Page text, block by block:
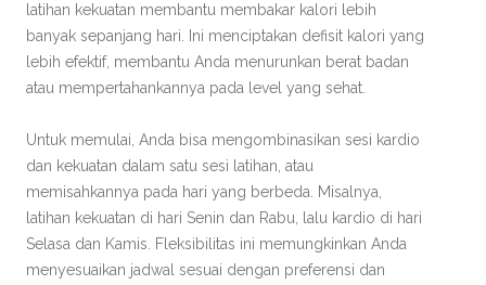
latihan kekuatan membantu membakar kalori lebih
banyak sepanjang hari. Ini menciptakan defisit kalori yang
lebih efektif, membantu Anda menurunkan berat badan
atau mempertahankannya pada level yang sehat.
Untuk memulai, Anda bisa mengombinasikan sesi kardio
dan kekuatan dalam satu sesi latihan, atau
memisahkannya pada hari yang berbeda. Misalnya,
latihan kekuatan di hari Senin dan Rabu, lalu kardio di hari
Selasa dan Kamis. Fleksibilitas ini memungkinkan Anda
menyesuaikan jadwal sesuai dengan preferensi dan